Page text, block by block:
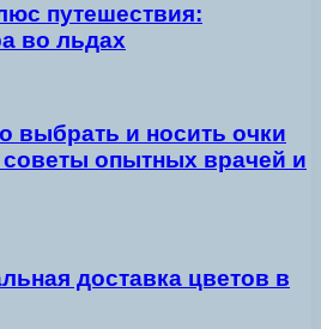
путешествия:
во льдах
выбрать и носить очки
опытных врачей и
доставка цветов в